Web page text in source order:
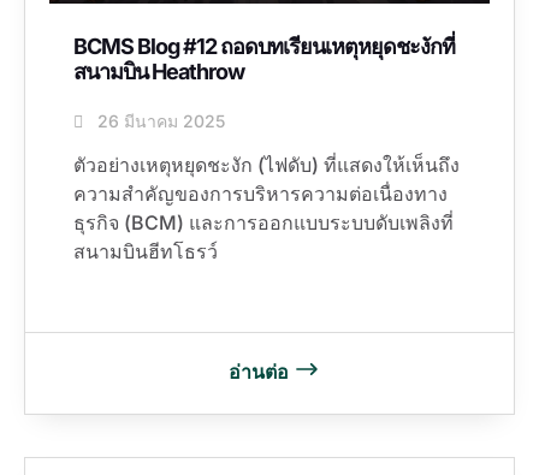
BCMS Blog #12 ถอดบทเรียนเหตุหยุดชะงักที่
สนามบิน Heathrow
26 มีนาคม 2025
ตัวอย่างเหตุหยุดชะงัก (ไฟดับ) ที่แสดงให้เห็นถึง
ความสำคัญของการบริหารความต่อเนื่องทาง
ธุรกิจ (BCM) และการออกแบบระบบดับเพลิงที่
สนามบินฮีทโธรว์
อ่านต่อ